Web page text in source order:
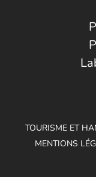
TOURISME ET
MENTIONS